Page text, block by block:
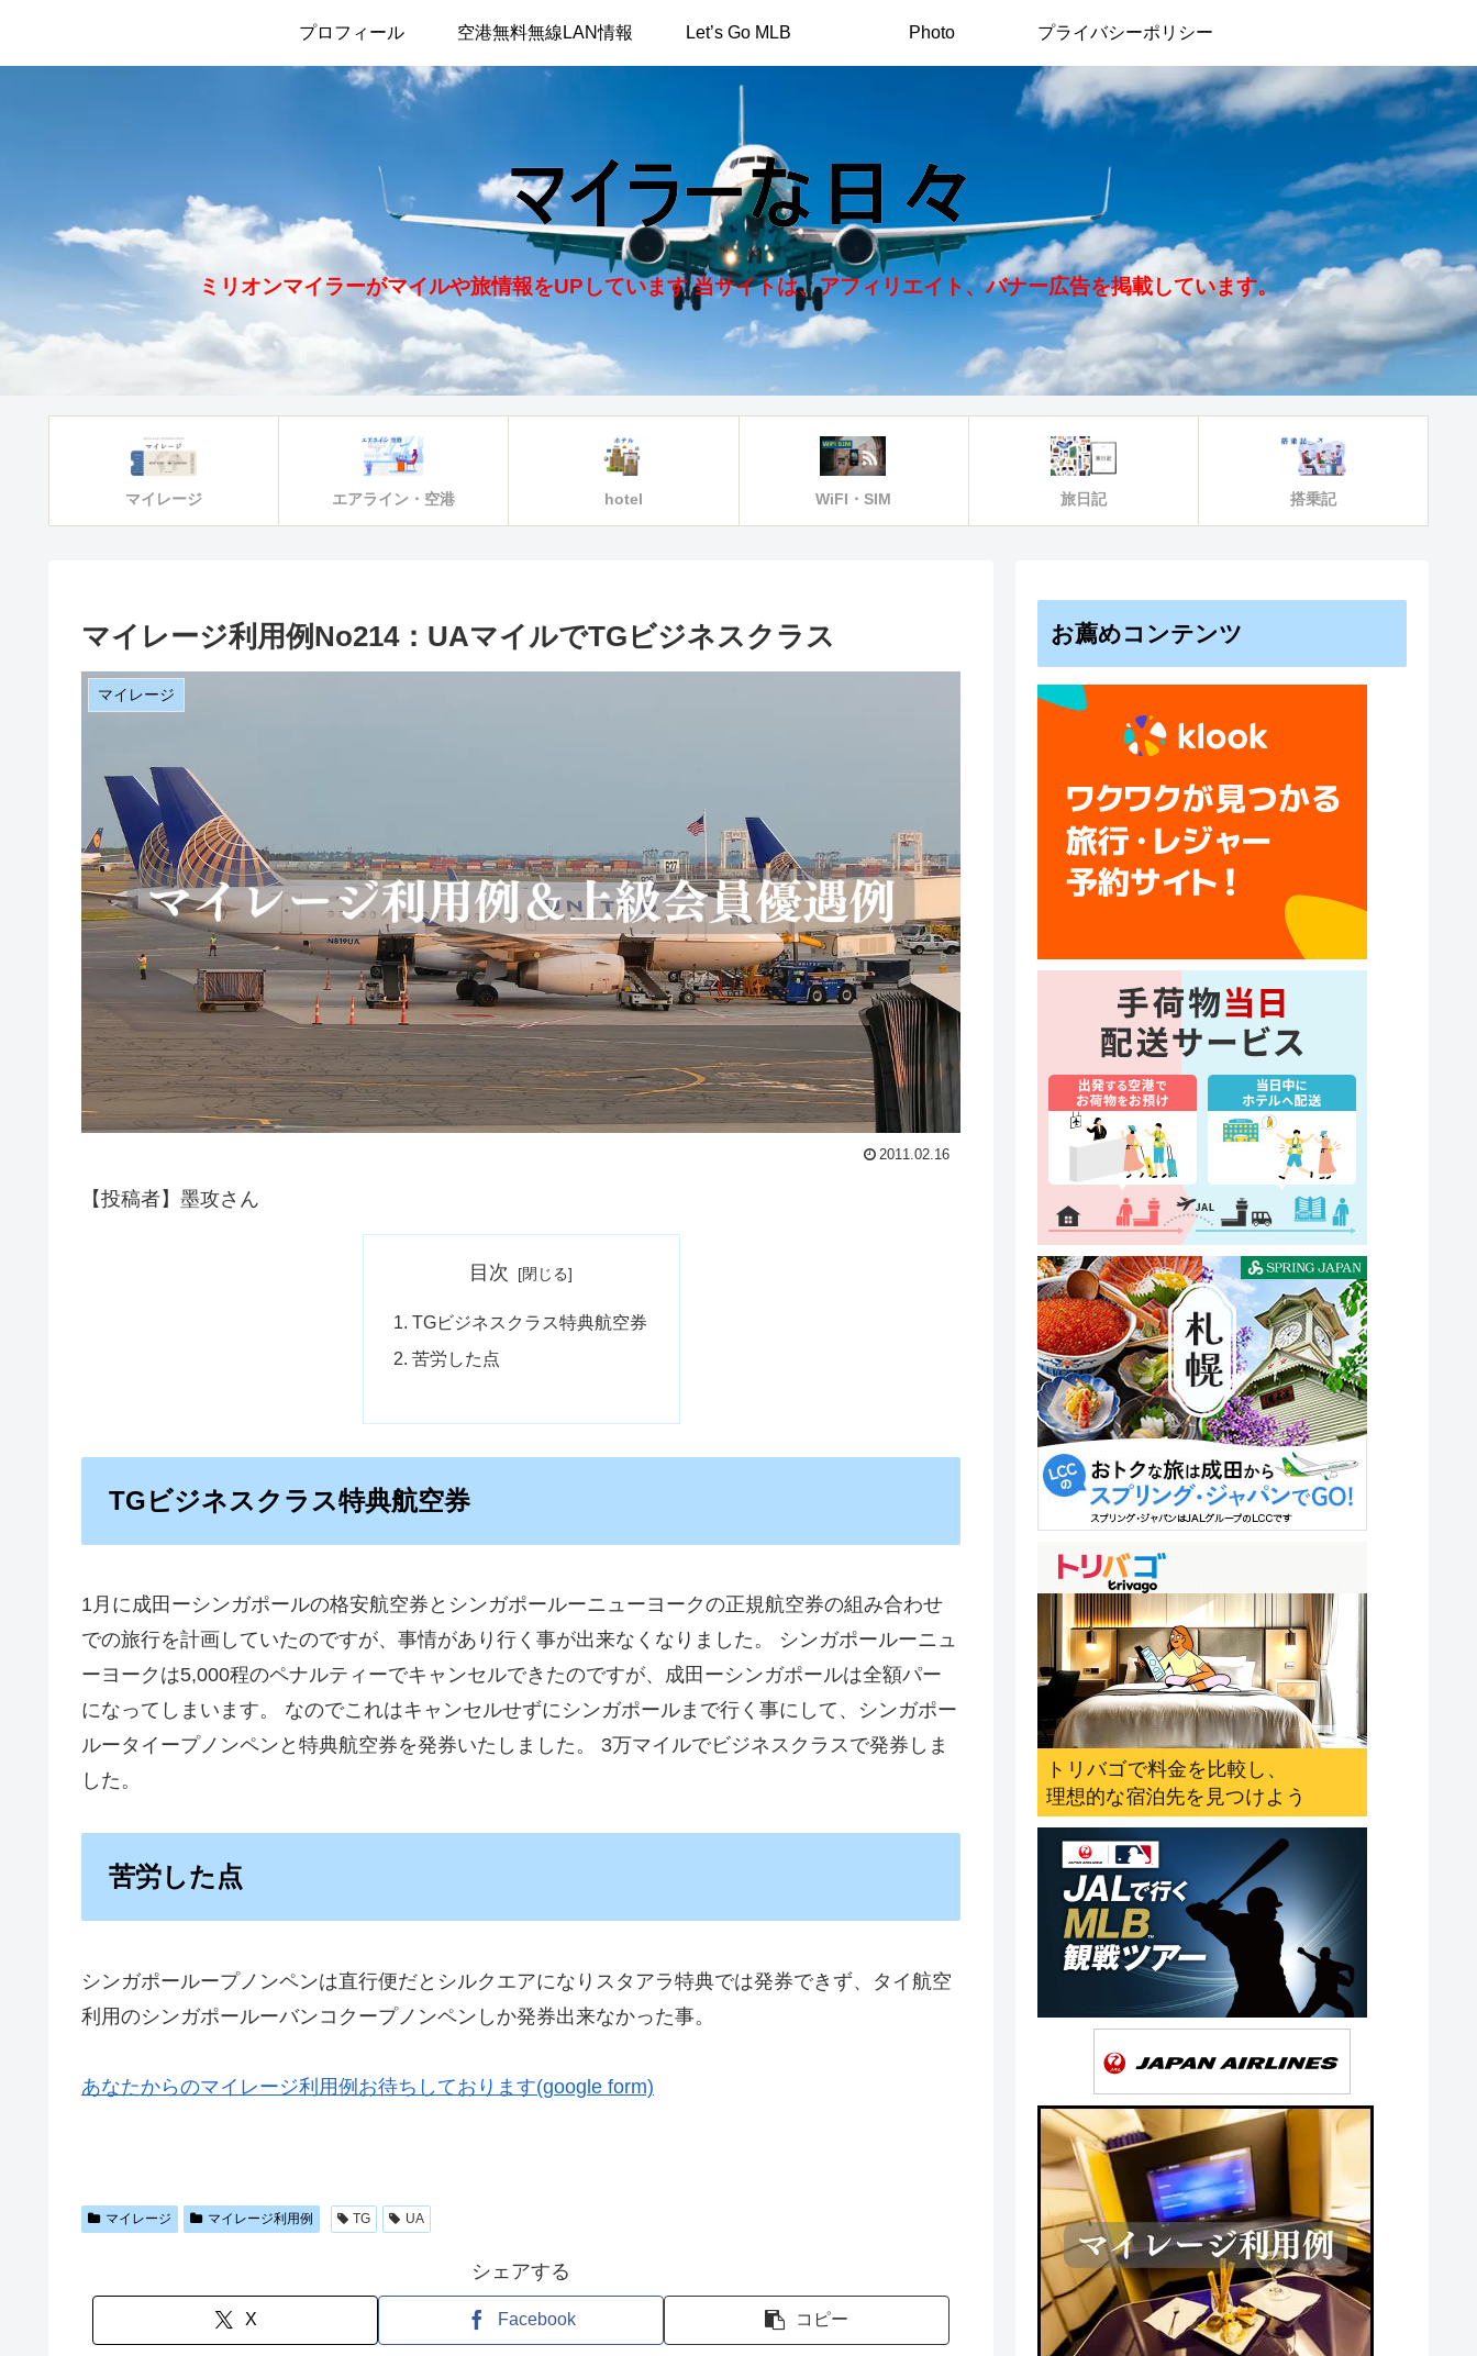
ミリオンマイラーがマイルや旅情報をUPしています 当サイトは、アフィリエイト、バナー広告を掲載しています。
プロフィール 空港無料無線LAN情報 Let’s Go MLB Photo プライバシーポリシー
マイレージ エアライン・空港 hotel WiFI・SIM 旅日記 搭乗記
マイレージ利用例No214：UAマイルでTGビジネスクラス
マイレージ
2011.02.16
【投稿者】墨攻さん
目次
TGビジネスクラス特典航空券
苦労した点
TGビジネスクラス特典航空券
1月に成田ーシンガポールの格安航空券とシンガポールーニューヨークの正規航空券の組み合わせ
での旅行を計画していたのですが、事情があり行く事が出来なくなりました。 シンガポールーニュ
ーヨークは5,000程のペナルティーでキャンセルできたのですが、成田ーシンガポールは全額パー
になってしまいます。 なのでこれはキャンセルせずにシンガポールまで行く事にして、シンガポー
ルータイープノンペンと特典航空券を発券いたしました。 3万マイルでビジネスクラスで発券しま
した。
苦労した点
シンガポーループノンペンは直行便だとシルクエアになりスタアラ特典では発券できず、タイ航空
利用のシンガポールーバンコクープノンペンしか発券出来なかった事。
あなたからのマイレージ利用例お待ちしております(google form)
マイレージ マイレージ利用例 TG UA
シェアする
X Facebook コピー
お薦めコンテンツ